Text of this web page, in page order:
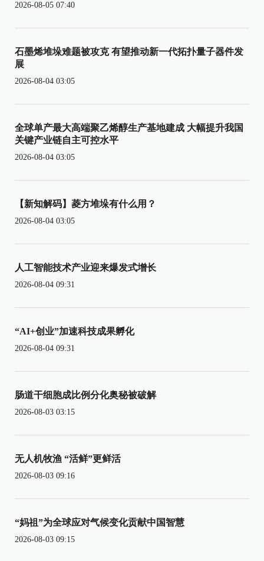
2026-08-05 07:40
石墨烯堆垛难题被攻克 有望推动新一代拓扑量子器件发
展
2026-08-04 03:05
全球单产最大高端聚乙烯醇生产基地建成 大幅提升我国
关键产业链自主可控水平
2026-08-04 03:05
【新知解码】菱方堆垛有什么用？
2026-08-04 03:05
人工智能技术产业迎来爆发式增长
2026-08-04 09:31
“AI+创业”加速科技成果孵化
2026-08-04 09:31
肠道干细胞成比例分化奥秘被破解
2026-08-03 03:15
无人机牧渔 “活鲜”更鲜活
2026-08-03 09:16
“妈祖”为全球应对气候变化贡献中国智慧
2026-08-03 09:15